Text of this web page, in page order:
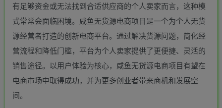
有足够资金或无法找到合适供应商的个人卖家而言，这种模
式常常会面临困境。咸鱼无货源电商项目是一个为个人无货
源经营者打造的创新电商平台。通过解决货源问题，简化经
营流程和降低门槛，平台为个人卖家提供了更便捷、灵活的
销售途径。以用户体验为核心，咸鱼无货源电商项目有望在
电商市场中取得成功，并为更多创业者带来商机和发展空
间。